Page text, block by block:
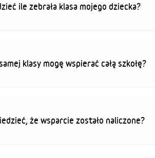
ile zebrała klasa mojego dziecka?
klasy mogę wspierać całą szkołę?
że wsparcie zostało naliczone?